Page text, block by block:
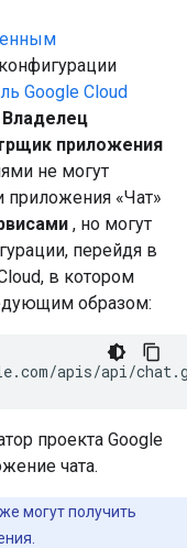
Google Cloud
Владелец
приложения
не могут
приложения «Чат»
, но могут
перейдя в
в котором
образом:
apis/api/
проекта Google
чата.
могут получить